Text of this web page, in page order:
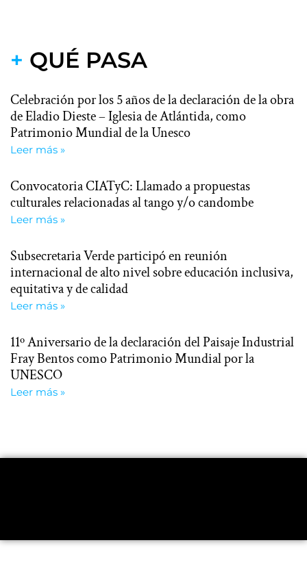
+ QUÉ PASA
Celebración por los 5 años de la declaración de la obra
de Eladio Dieste – Iglesia de Atlántida, como
Patrimonio Mundial de la Unesco
Leer más »
Convocatoria CIATyC: Llamado a propuestas
culturales relacionadas al tango y/o candombe
Leer más »
Subsecretaria Verde participó en reunión
internacional de alto nivel sobre educación inclusiva,
equitativa y de calidad
Leer más »
11º Aniversario de la declaración del Paisaje Industrial
Fray Bentos como Patrimonio Mundial por la
UNESCO
Leer más »